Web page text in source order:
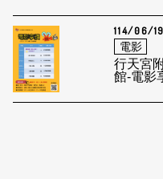
114/06/19
電影
行天宮
館-電影